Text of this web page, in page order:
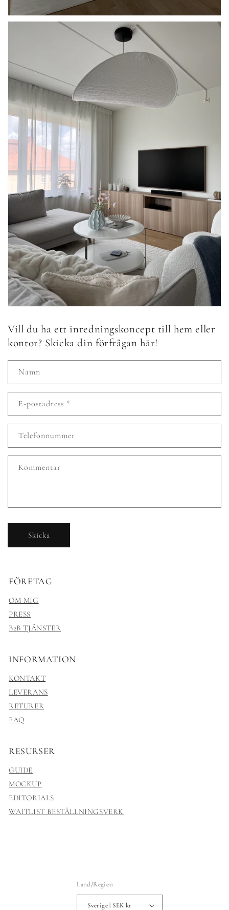
Vill du ha ett inredningskoncept till hem eller
kontor? Skicka din förfrågan här!
Namn
E-postadress *
Telefonnummer
Kommentar
Skicka
FÖRETAG
OM MIG
PRESS
B2B TJÄNSTER
INFORMATION
KONTAKT
LEVERANS
RETURER
FAQ
RESURSER
GUIDE
MOCKUP
EDITORIALS
WAITLIST BESTÄLLNINGSVERK
Land/Region
Sverige | SEK kr